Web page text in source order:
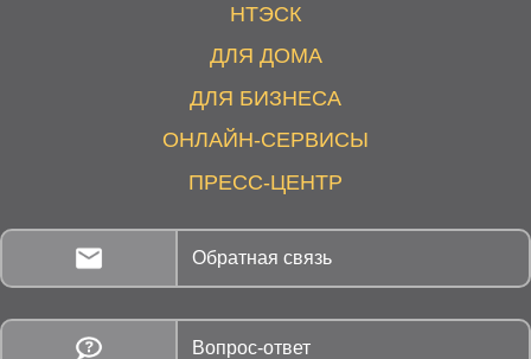
НТЭСК
ДЛЯ ДОМА
ДЛЯ БИЗНЕСА
ОНЛАЙН-СЕРВИСЫ
ПРЕСС-ЦЕНТР
Обратная связь
Вопрос-ответ